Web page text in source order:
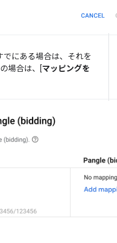
でにある場合は、それを
場合は、[ マッピングを